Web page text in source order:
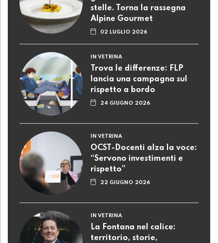
stelle. Torna la rassegna
Alpine Gourmet
02 LUGLIO 2026
IN VETRINA
Trova le differenze: FLP
lancia una campagna sul
rispetto a bordo
24 GIUGNO 2026
IN VETRINA
OCST-Docenti alza la voce:
“Servono investimenti e
rispetto”
22 GIUGNO 2026
IN VETRINA
La Fontana nel calice:
territorio, storie,